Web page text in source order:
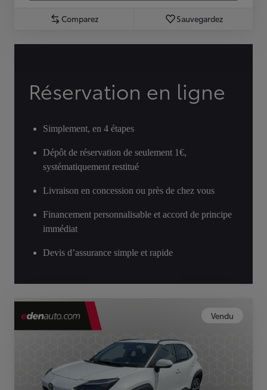
Comparez Sauvegardez
Réservation en ligne
Simplement, en 4 étapes
Dépôt de réservation de seulement 1€,
systématiquement restitué
Livraison en concession ou près de chez vous
Financement personnalisable et accord de principe
immédiat
Devis d’assurance simple et rapide
Vendu